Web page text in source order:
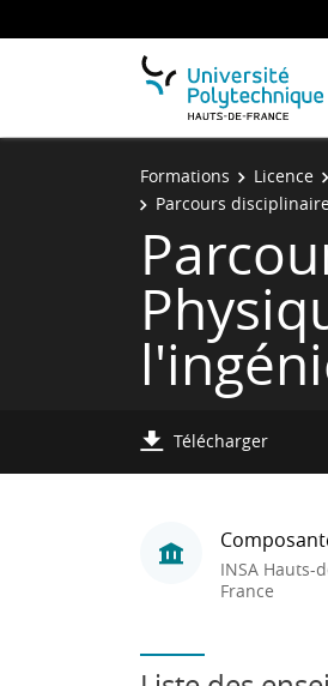
Formations Licence
Parcours
Télécharger
INSA Hauts-
France